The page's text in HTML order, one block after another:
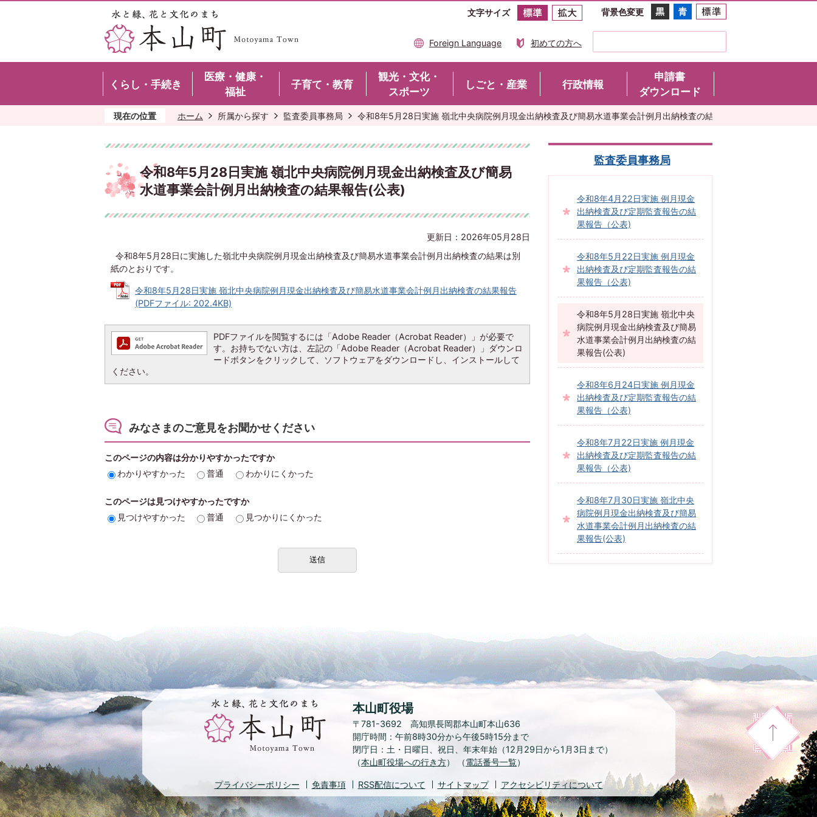
文字サイズ 背景色変更
Foreign Language 初めての方へ
くらし・手続き
医療・健康・
福祉
子育て・教育
観光・文化・
スポーツ
しごと・産業 行政情報
申請書
ダウンロード
現在の位置 ホーム 所属から探す 監査委員事務局 令和8年5月28日実施 嶺北中央病院例月現金出納検査及び簡易水道事業会計例月出納検査の結果報告(公表)
令和8年5月28日実施 嶺北中央病院例月現金出納検査及び簡易
水道事業会計例月出納検査の結果報告(公表)
更新日：2026年05月28日
令和8年5月28日に実施した嶺北中央病院例月現金出納検査及び簡易水道事業会計例月出納検査の結果は別
紙のとおりです。
令和8年5月28日実施 嶺北中央病院例月現金出納検査及び簡易水道事業会計例月出納検査の結果報告
(PDFファイル: 202.4KB)
PDFファイルを閲覧するには「Adobe Reader（Acrobat Reader）」が必要で
す。お持ちでない方は、左記の「Adobe Reader（Acrobat Reader）」ダウンロ
ードボタンをクリックして、ソフトウェアをダウンロードし、インストールして
ください。
みなさまのご意見をお聞かせください
このページの内容は分かりやすかったですか
わかりやすかった
普通 わかりにくかった
このページは見つけやすかったですか
見つけやすかった
普通 見つかりにくかった
監査委員事務局
令和8年4月22日実施 例月現金
出納検査及び定期監査報告の結
果報告（公表)
令和8年5月22日実施 例月現金
出納検査及び定期監査報告の結
果報告（公表)
令和8年5月28日実施 嶺北中央
病院例月現金出納検査及び簡易
水道事業会計例月出納検査の結
果報告(公表)
令和8年6月24日実施 例月現金
出納検査及び定期監査報告の結
果報告（公表)
令和8年7月22日実施 例月現金
出納検査及び定期監査報告の結
果報告（公表)
令和8年7月30日実施 嶺北中央
病院例月現金出納検査及び簡易
水道事業会計例月出納検査の結
果報告(公表)
水
と
緑、
花
と
文
の
ま
ち
本山町役場
〒781-3692 高知県長岡郡本山町本山636
開庁時間：午前8時30分から午後5時15分まで
閉庁日：土・日曜日、祝日、 年末年始（12月29日から1月3日まで）
（本山町役場への行き方） （電話番号一覧）
プライバシーポリシー 免責事項 RSS配信について サイトマップ アクセシビリティについて